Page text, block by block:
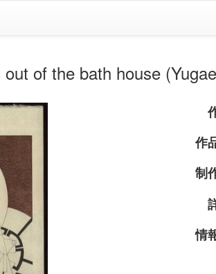
of the bath house
作
制
情